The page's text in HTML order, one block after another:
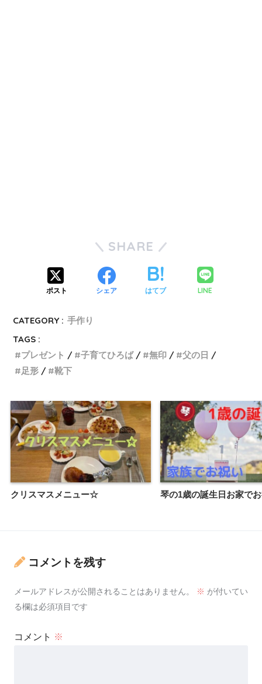
SHARE
ポスト シェア はてブ LINE
CATEGORY : 手作り
TAGS :
プレゼント
子育てひろば 無印
父の日
足形
靴下
クリスマスメニュー☆ 琴の1歳の誕生日お家で
コメントを残す
メールアドレスが公開されることはありません。 ※ が付いてい
る欄は必須項目です
コメント ※